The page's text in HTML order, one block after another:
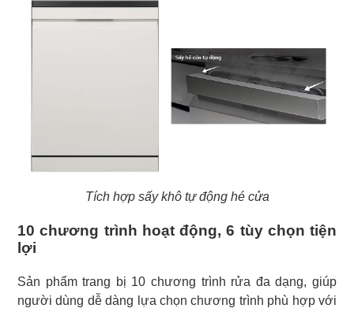
Tích hợp sấy khô tự động hé cửa
10 chương trình hoạt động, 6 tùy chọn tiện
lợi
Sản phẩm trang bị 10 chương trình rửa đa dạng, giúp
người dùng dễ dàng lựa chọn chương trình phù hợp với